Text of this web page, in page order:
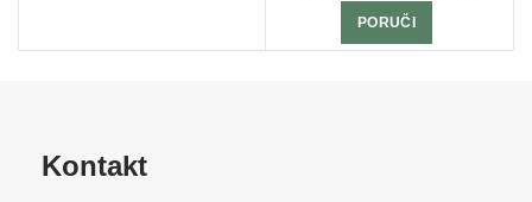
PORUČI
Kontakt